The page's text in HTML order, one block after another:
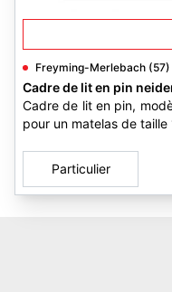
Freyming-Merlebach (57)
Cadre de lit en pin
Cadre de lit en pin,
pour un matelas de
Particulier